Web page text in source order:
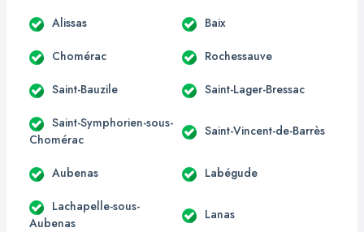
Alissas Baix
Chomérac Rochessauve
Saint-Bauzile Saint-Lager-Bressac
Saint-Symphorien-sous-
Chomérac
Saint-Vincent-de-Barrès
Aubenas Labégude
Lachapelle-sous-
Aubenas
Lanas